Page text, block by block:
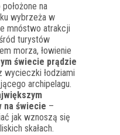
na
wybrzeża w
mnóstwo atrakcji
turystów
morza, łowienie
świecie prądzie
wycieczki łodziami
archipelagu.
na świecie –
jak wznoszą się
skałach.